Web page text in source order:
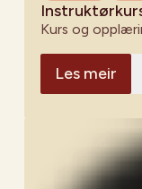
Kurs og
Les meir